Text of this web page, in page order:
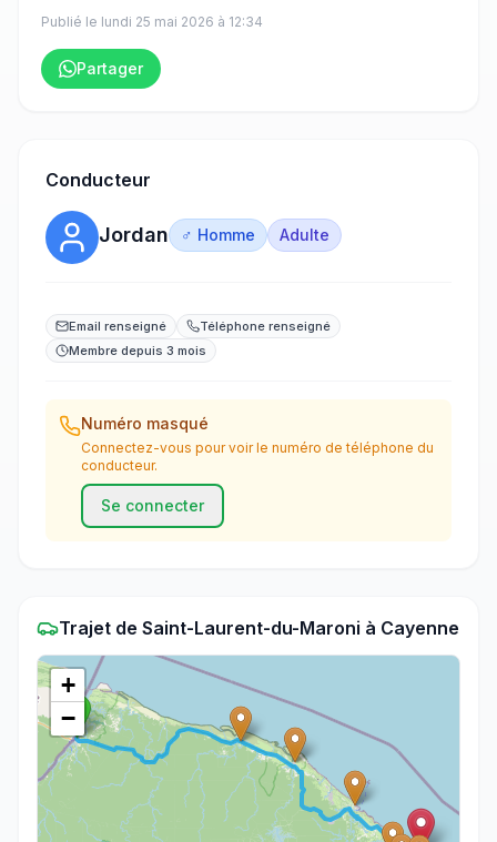
Publié le lundi 25 mai 2026 à 12:34
Partager
Conducteur
Jordan ♂ Homme Adulte
Email renseigné
Téléphone renseigné
Membre depuis 3 mois
Numéro masqué
Connectez-vous pour voir le numéro de téléphone du
conducteur.
Se connecter
Trajet de Saint-Laurent-du-Maroni à Cayenne
+
−